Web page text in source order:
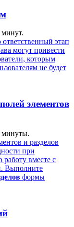
минут.
этап
могут привести
которым
не будет
элементов
минуты.
и разделов
при
вместе с
Выполните
формы